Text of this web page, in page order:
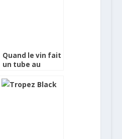
Quand le vin fait
un tube au